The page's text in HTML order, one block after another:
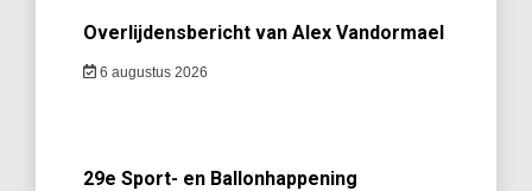
Overlijdensbericht van Alex Vandormael
6 augustus 2026
29e Sport- en Ballonhappening